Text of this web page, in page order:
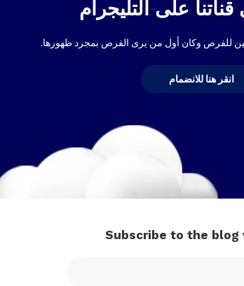
على التليجرام
للفرص وكان أول من يرى الفرص بمجرد ظهورها.
انقر هنا للانضمام
Subscribe to the blog